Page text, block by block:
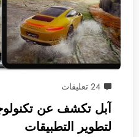
24 تعليقات
آبل تكشف عن
لتطوير التطبيقات